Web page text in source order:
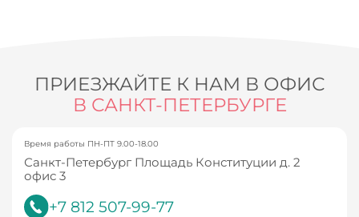
ПРИЕЗЖАЙТЕ К НАМ В ОФИС
В САНКТ-ПЕТЕРБУРГЕ
Время работы ПН-ПТ 9.00-18.00
Санкт-Петербург Площадь Конституции д. 2
офис 3
+7 812 507-99-77